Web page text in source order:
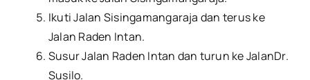
Ikuti Jalan Sisingamangaraja dan terus ke
Jalan Raden Intan.
Susur Jalan Raden Intan dan turun ke JalanDr.
Susilo.